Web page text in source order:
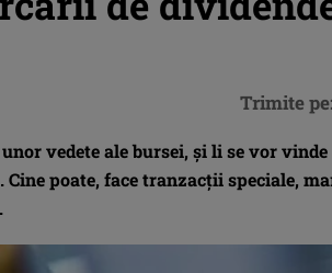
vedete ale bursei, şi li se vor vinde
poate, face tranzacţii speciale,
Trimite pe: